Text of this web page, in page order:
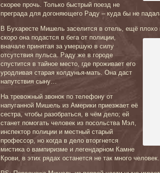
скорее прочь. Только быстрый поезд не
преграда для догоняющего Раду – куда бы не
В Бухаресте Мишель заселится в отель, ещё плохо
скоро она подастся в бега от полиции,
вначале принятая за умершую в силу
отсутствия пульса. Раду же в городе
спустится в тайное место, где проживает его
уродливая старая колдунья-мать. Она даст
напутствия сыну…
На тревожный звонок по телефону от
напуганной Мишель из Америки приезжает её
сестра, чтобы разобраться, в чём дело; ей
станет помогать человек из посольства Мэл,
инспектор полиции и местный старый
профессор, но когда в дело вторгнется
мистика о вампиризме и легендарном Камне
Крови, в этих рядах останется не так много